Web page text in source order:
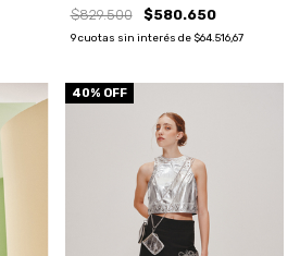
$829.500 $580.650
9 cuotas sin interés de $64.516,67
40% OFF